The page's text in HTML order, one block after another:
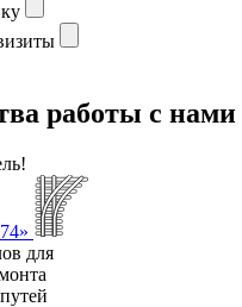
работы с нами
для